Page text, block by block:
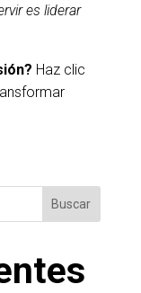
es liderar
Haz clic
Buscar